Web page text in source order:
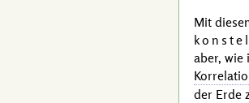
Mit
aber, wie
der Erde